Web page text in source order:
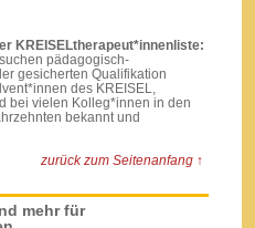
KREISELtherapeut*innenliste:
pädagogisch-
gesicherten Qualifikation
des KREISEL,
bei vielen Kolleg*innen in den
bekannt und
zurück zum Seitenanfang ↑
mehr für